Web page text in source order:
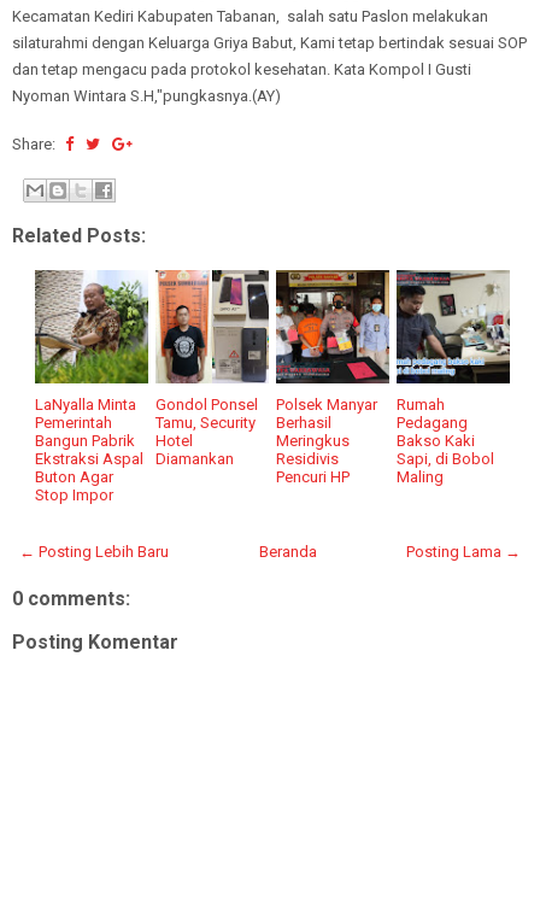
Kecamatan Kediri Kabupaten Tabanan, salah satu Paslon melakukan
silaturahmi dengan Keluarga Griya Babut, Kami tetap bertindak sesuai SOP
dan tetap mengacu pada protokol kesehatan. Kata Kompol I Gusti
Nyoman Wintara S.H,"pungkasnya.(AY)
Share:
Related Posts:
LaNyalla Minta
Pemerintah
Bangun Pabrik
Ekstraksi Aspal
Buton Agar
Stop Impor
Gondol Ponsel
Tamu, Security
Hotel
Diamankan
Polsek Manyar
Berhasil
Meringkus
Residivis
Pencuri HP
Rumah
Pedagang
Bakso Kaki
Sapi, di Bobol
Maling
← Posting Lebih Baru Posting Lama →
Beranda
0 comments:
Posting Komentar